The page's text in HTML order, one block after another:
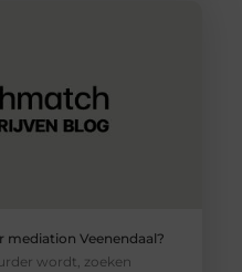
mediation Veenendaal?
wordt, zoeken